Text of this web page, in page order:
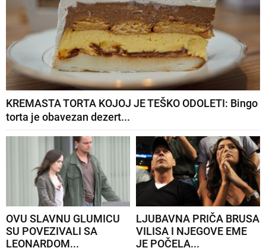
KREMASTA TORTA KOJOJ JE TEŠKO ODOLETI: Bingo
torta je obavezan dezert...
OVU SLAVNU GLUMICU
SU POVEZIVALI SA
LEONARDOM...
LJUBAVNA PRIČA BRUSA
VILISA I NJEGOVE EME
JE POČELA...